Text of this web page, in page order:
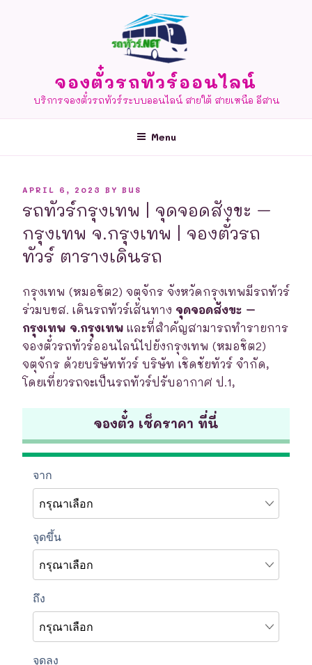
จองตั๋วรถทัวร์ออนไลน์
บริการจองตั๋วรถทัวร์ระบบออนไลน์ สายใต้ สายเหนือ อีสาน
Menu
POSTED
APRIL 6, 2023 BY BUS
รถทัวร์กรุงเทพ | จุดจอดสังขะ –
กรุงเทพ จ.กรุงเทพ | จองตั๋วรถ
ทัวร์ ตารางเดินรถ
กรุงเทพ (หมอชิต2) จตุจักร จังหวัดกรุงเทพมีรถทัวร์
ร่วมบขส. เดินรถทัวร์เส้นทาง จุดจอดสังขะ –
กรุงเทพ จ.กรุงเทพ และที่สำคัญสามารถทำรายการ
จองตั๋วรถทัวร์ออนไลน์ไปยังกรุงเทพ (หมอชิต2)
จตุจักร ด้วยบริษัททัวร์ บริษัท เชิดชัยทัวร์ จำกัด,
โดยเที่ยวรถจะเป็นรถทัวร์ปรับอากาศ ป.1,
จองตั๋ว เช็คราคา ที่นี่